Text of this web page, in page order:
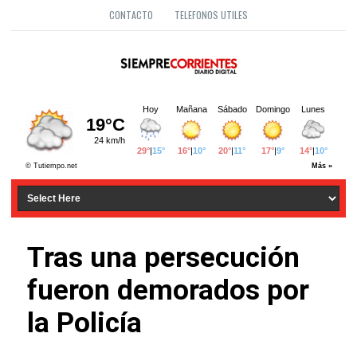
CONTACTO TELEFONOS UTILES
Tras una persecución
fueron demorados por
la Policía